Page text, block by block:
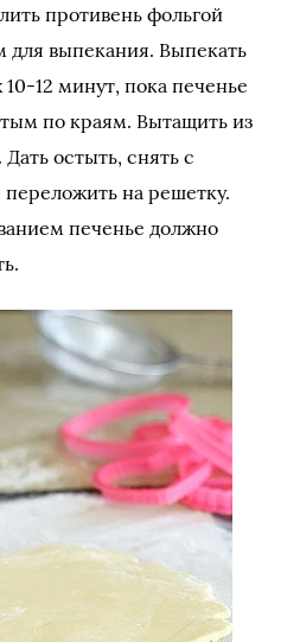
противень фольгой
для выпекания. Выпекать
10-12 минут, пока печенье
по краям. Вытащить из
остыть, снять с
на решетку.
печенье должно